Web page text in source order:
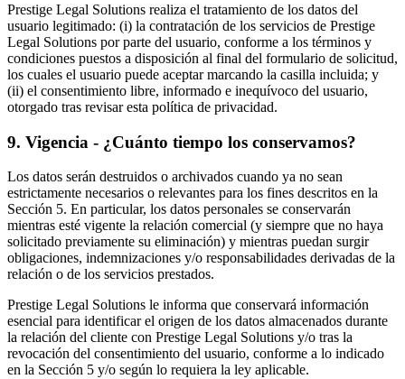
Prestige Legal Solutions realiza el tratamiento de los datos del
usuario legitimado: (i) la contratación de los servicios de Prestige
Legal Solutions por parte del usuario, conforme a los términos y
condiciones puestos a disposición al final del formulario de solicitud,
los cuales el usuario puede aceptar marcando la casilla incluida; y
(ii) el consentimiento libre, informado e inequívoco del usuario,
otorgado tras revisar esta política de privacidad.
9. Vigencia - ¿Cuánto tiempo los conservamos?
Los datos serán destruidos o archivados cuando ya no sean
estrictamente necesarios o relevantes para los fines descritos en la
Sección 5. En particular, los datos personales se conservarán
mientras esté vigente la relación comercial (y siempre que no haya
solicitado previamente su eliminación) y mientras puedan surgir
obligaciones, indemnizaciones y/o responsabilidades derivadas de la
relación o de los servicios prestados.
Prestige Legal Solutions le informa que conservará información
esencial para identificar el origen de los datos almacenados durante
la relación del cliente con Prestige Legal Solutions y/o tras la
revocación del consentimiento del usuario, conforme a lo indicado
en la Sección 5 y/o según lo requiera la ley aplicable.